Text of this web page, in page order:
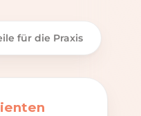
für die Praxis